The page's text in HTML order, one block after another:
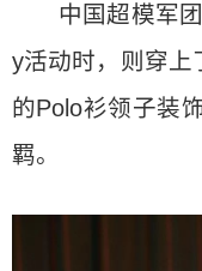
中国超模军
y活动时，则穿上
的Polo衫领子装
羁。